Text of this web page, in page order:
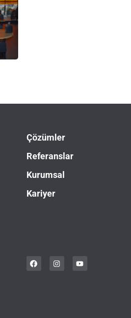
Çözümler
Referanslar
Kurumsal
Kariyer